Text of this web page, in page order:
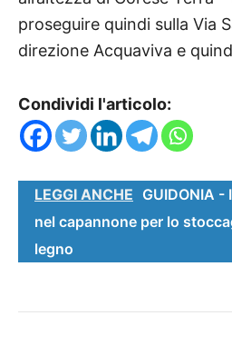
proseguire quindi sulla Via
direzione Acquaviva e
Condividi l'articolo:
LEGGI ANCHE GUIDONIA -
nel capannone per lo
legno